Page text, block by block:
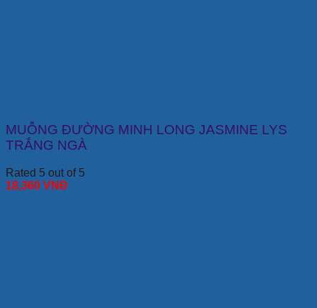
MUỖNG ĐƯỜNG MINH LONG JASMINE LYS
TRẮNG NGÀ
Rated 5 out of 5
18,360 VNĐ